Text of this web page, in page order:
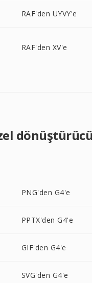
RAF'den UYVY'e
RAF'den XV'e
PNG'den G4'e
PPTX'den G4'e
GIF'den G4'e
SVG'den G4'e